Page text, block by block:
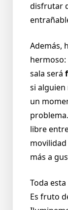
disfrutar
Además,
hermoso:
sala será
si alguien
un
libre
más a
Toda
Es fruto